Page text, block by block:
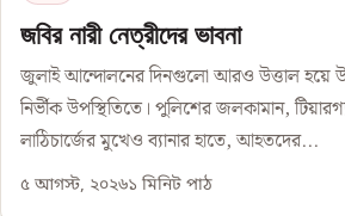
জবির নারী নেত্রীদের ভাবনা
জুলাই আন্দোলনের দিনগুলো আরও উত্তাল হয়ে
নির্ভীক উপস্থিতিতে। পুলিশের জলকামান,
লাঠিচার্জের মুখেও ব্যানার হাতে, আহতদের...
৫ আগস্ট, ২০২৬১ মিনিট পাঠ